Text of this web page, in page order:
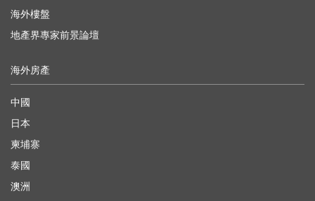
海外樓盤
地產界專家前景論壇
海外房產
中國
日本
柬埔寨
泰國
澳洲